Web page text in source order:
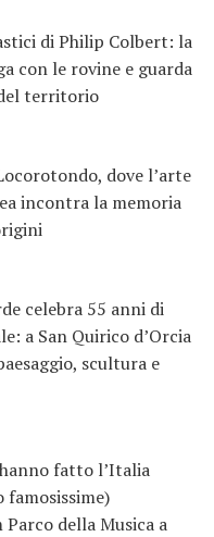
di Philip Colbert: la
con le rovine e guarda
territorio
dove l’arte
incontra la memoria
celebra 55 anni di
a San Quirico d’Orcia
scultura e
fatto l’Italia
famosissime)
della Musica a